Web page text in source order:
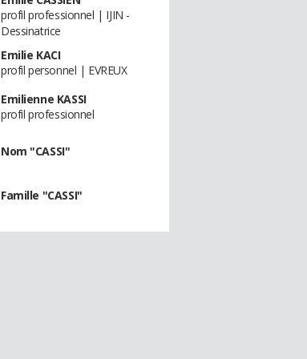
profil professionnel | IJIN -
Dessinatrice
Emilie KACI
profil personnel | EVREUX
Emilienne KASSI
profil professionnel
Nom "CASSI"
Famille "CASSI"